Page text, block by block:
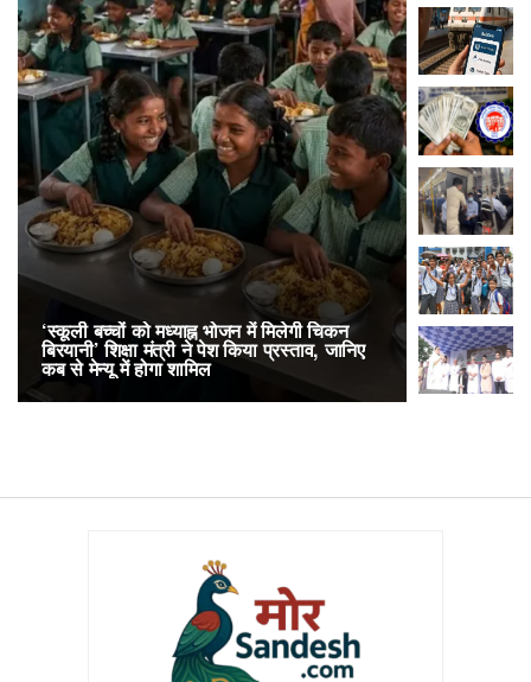
‘स्कूली बच्चों को मध्याह्न भोजन में मिलेगी चिकन
बिरयानी’ शिक्षा मंत्री ने पेश किया प्रस्ताव, जानिए
कब से मेन्यू में होगा शामिल
RailOne
लोकप्रिय,
अनारक्षित